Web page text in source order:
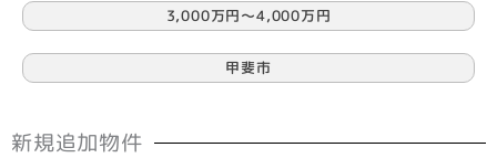
3,000万円〜4,000万円
甲斐市
新規追加物件